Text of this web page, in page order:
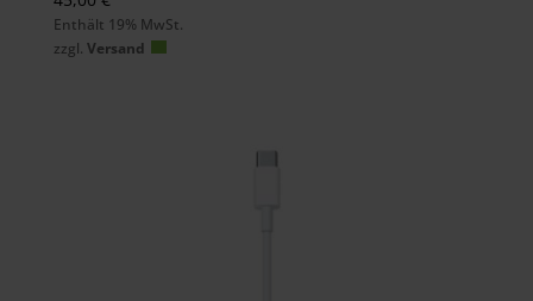
Enthält 19% MwSt.
zzgl. Versand